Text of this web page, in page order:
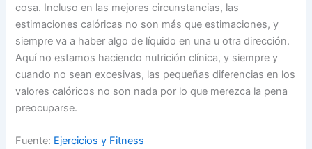
cosa. Incluso en las mejores circunstancias, las
estimaciones calóricas no son más que estimaciones, y
siempre va a haber algo de líquido en una u otra dirección.
Aquí no estamos haciendo nutrición clínica, y siempre y
cuando no sean excesivas, las pequeñas diferencias en los
valores calóricos no son nada por lo que merezca la pena
preocuparse.
Fuente: Ejercicios y Fitness